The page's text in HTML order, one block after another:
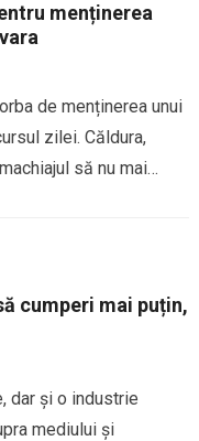
menținerea
de menținerea unui
zilei. Căldura,
să nu mai…
cumperi mai puțin,
dar și o industrie
mediului și